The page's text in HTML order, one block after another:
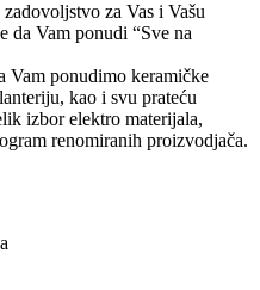
za Vas i Vašu
Vam ponudi “Sve na
Vam ponudimo keramičke
kao i svu prateću
izbor elektro materijala,
renomiranih proizvodjača.